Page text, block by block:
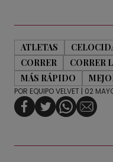
ATLETAS
CORRER
CORRER
MÁS RÁPIDO
POR EQUIPO VELVET | 02